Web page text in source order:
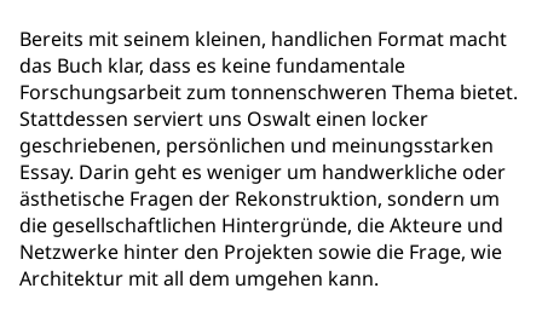
Bereits mit seinem kleinen, handlichen Format macht
das Buch klar, dass es keine fundamentale
Forschungsarbeit zum tonnenschweren Thema bietet.
Stattdessen serviert uns Oswalt einen locker
geschriebenen, persönlichen und meinungsstarken
Essay. Darin geht es weniger um handwerkliche oder
ästhetische Fragen der Rekonstruktion, sondern um
die gesellschaftlichen Hintergründe, die Akteure und
Netzwerke hinter den Projekten sowie die Frage, wie
Architektur mit all dem umgehen kann.